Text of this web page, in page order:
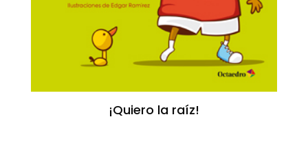
¡Quiero la raíz!